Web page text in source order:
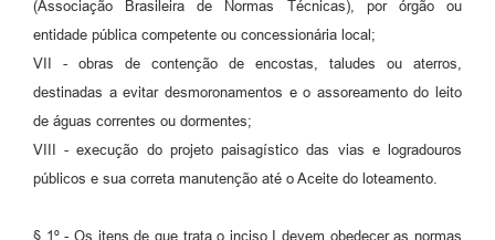
(Associação Brasileira de Normas Técnicas), por órgão ou
entidade pública competente ou concessionária local;
VII - obras de contenção de encostas, taludes ou aterros,
destinadas a evitar desmoronamentos e o assoreamento do leito
de águas correntes ou dormentes;
VIII - execução do projeto paisagístico das vias e logradouros
públicos e sua correta manutenção até o Aceite do loteamento.
§ 1º - Os itens de que trata o inciso I devem obedecer as normas